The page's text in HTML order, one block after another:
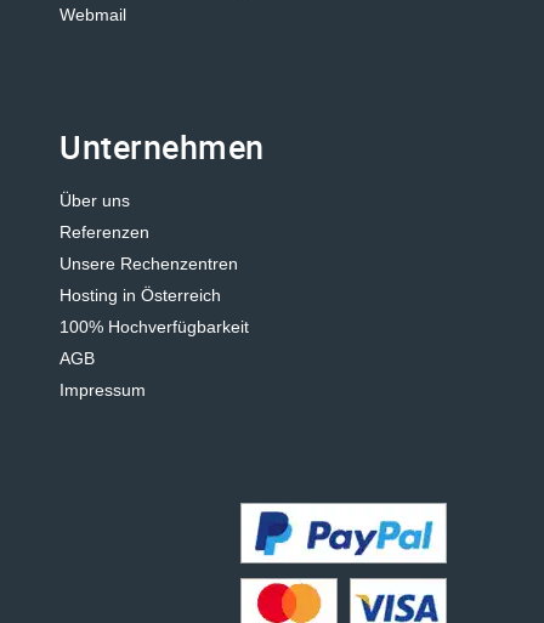
Webmail
Unternehmen
Über uns
Referenzen
Unsere Rechenzentren
Hosting in Österreich
100% Hochverfügbarkeit
AGB
Impressum